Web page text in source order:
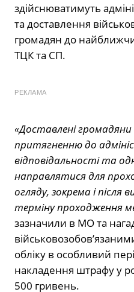
здійснюватимуть
та доставлення
громадян до
ТЦК та СП.
РЕКЛАМА
«Доставлені
притягненню до
відповідальності та
направлятися для
огляду, зокрема і після
терміну проходження
зазначили в МО та
обліку в особливий
накладення штрафу у
500 гривень.